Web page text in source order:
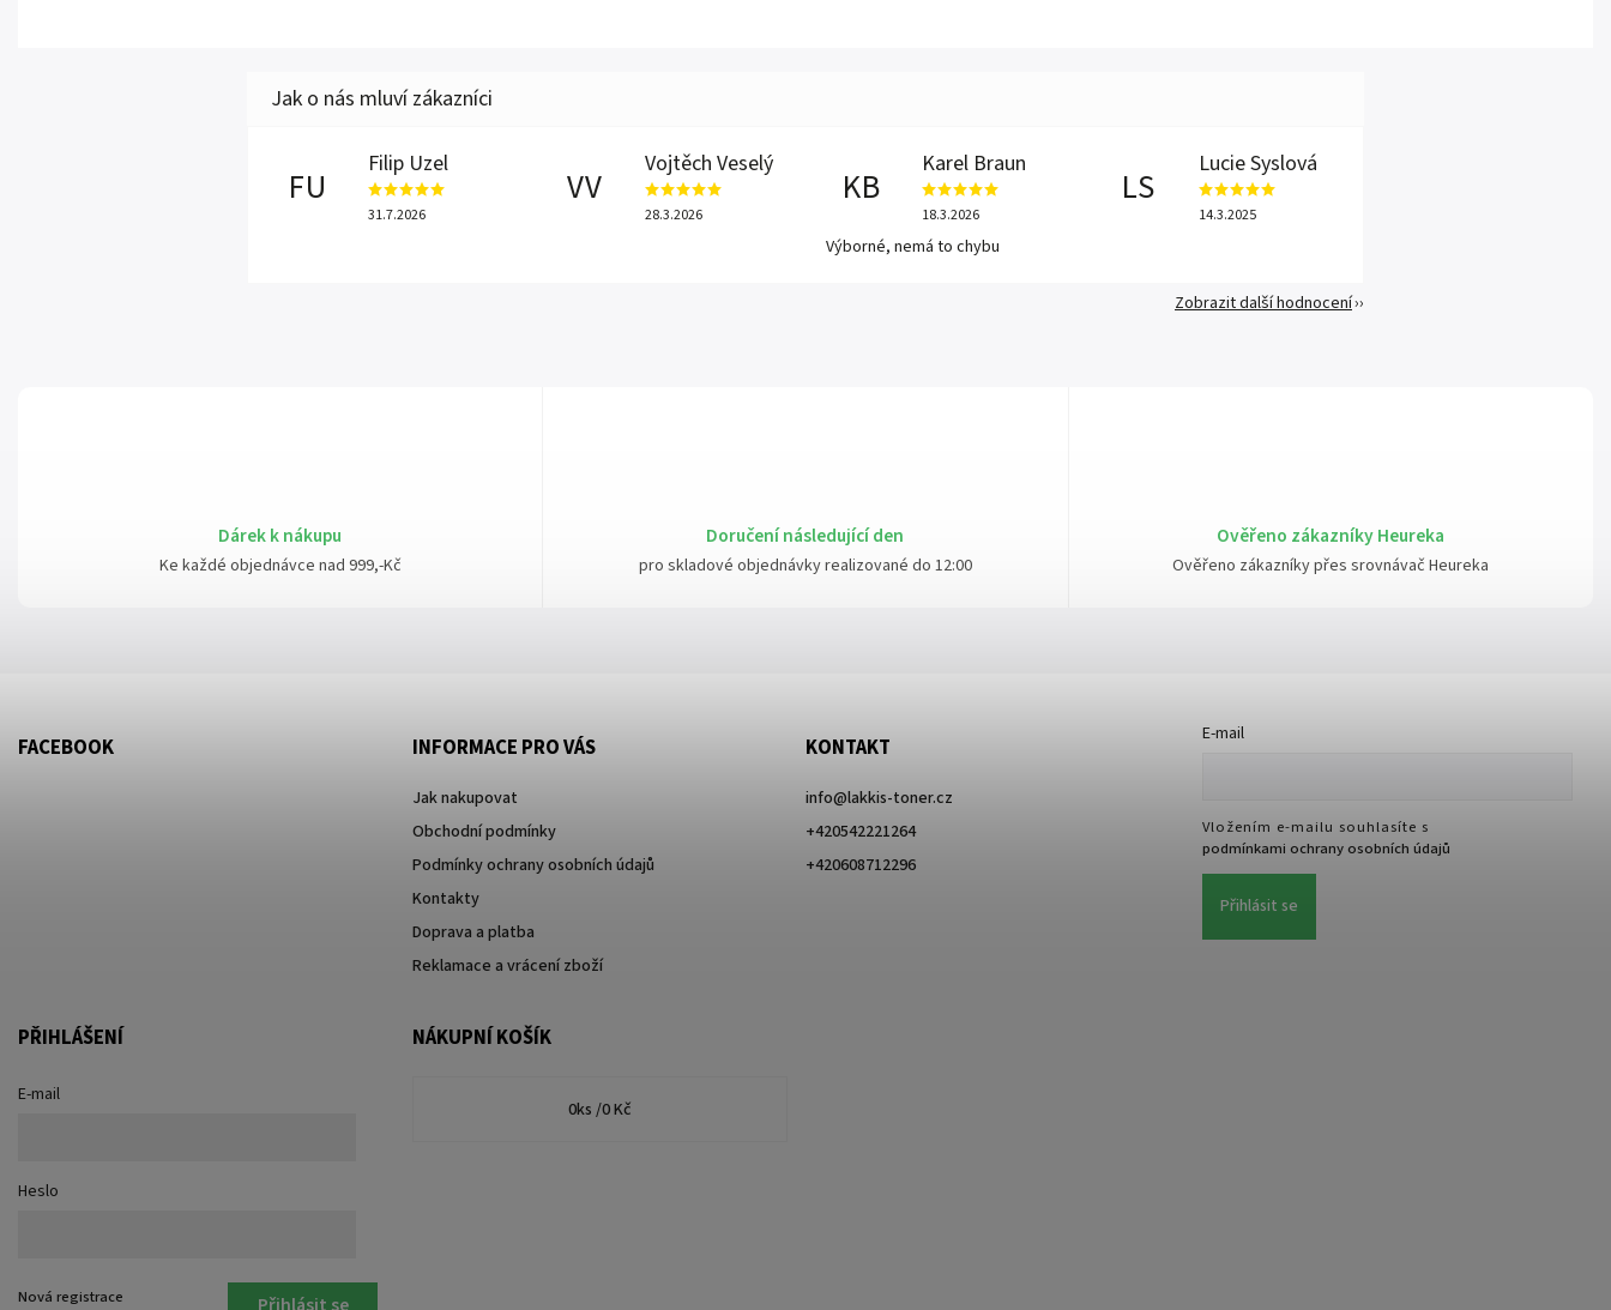
Dárek k nákupu
Ke každé objednávce nad 999,-Kč
Doručení následující den
pro skladové objednávky realizované do 12:00
Ověřeno zákazníky Heureka
Ověřeno zákazníky přes srovnávač Heureka
FU
Filip Uzel
31.7.2026
VV
Vojtěch Veselý
28.3.2026
KB
Karel Braun
18.3.2026
Výborné, nemá to chybu
LS
Lucie Syslová
14.3.2025
Zobrazit další hodnocení
FACEBOOK INFORMACE PRO VÁS
Jak nakupovat
Obchodní podmínky
Podmínky ochrany osobních údajů
Kontakty
Doprava a platba
Reklamace a vrácení zboží
KONTAKT
info@lakkis-toner.cz
+420542221264
+420608712296
E-mail
Vložením e-mailu souhlasíte s
podmínkami ochrany osobních údajů
Přihlásit se
PŘIHLÁŠENÍ
E-mail
Heslo
Nová registrace
NÁKUPNÍ KOŠÍK
0ks /0 Kč